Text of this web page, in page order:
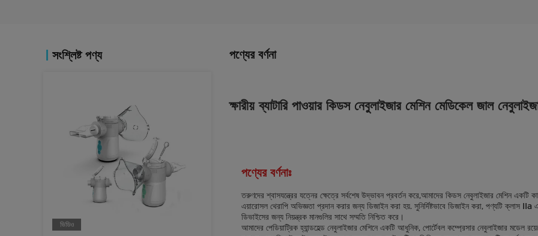
সংশ্লিষ্ট পণ্য
ভিডিও
পণ্যের বর্ণনা
ক্ষারীয় ব্যাটারি পাওয়ার কিডস নেবুলাইজার মেশিন মেডিকেল জাল
পণ্যের বর্ণনাঃ
তরুণদের শ্বাসযন্ত্রের যত্নের ক্ষেত্রে সর্বশেষ উদ্ভাবন প্রবর্তন করে,আমাদের কিডস নেবুলাইজার মেশিন একটি
এয়ারোসল থেরাপি অভিজ্ঞতা প্রদান করার জন্য ডিজাইন করা হয়. সুনির্দিষ্টভাবে ডিজাইন করা, পণ্যটি ক্লাস IIa এর
ডিভাইসের জন্য নিয়ন্ত্রক মানগুলির সাথে সম্মতি নিশ্চিত করে।
আমাদের পেডিয়াট্রিক হ্যান্ডহেল্ড নেবুলাইজার মেশিনে একটি আধুনিক, পোর্টেবল কম্প্রেসার নেবুলাইজার মডেল